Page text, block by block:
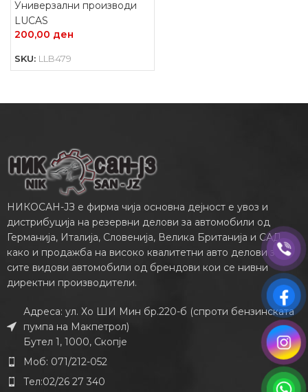
Универзални производи
LUCAS
200,00 ден
SKU: LLB479
НИКОСАН-ЈЗ е фирма чија основна дејност е увоз и
дистрибуција на резервни делови за автомобили од
Германија, Италија, Словенија, Велика Британија и САД,
како и продажба на високо квалитетни авто делови за
сите видови автомобили од брендови кои се нивни
директни производители.
Адреса: ул. Хо ШИ Мин бр.220-б (спроти бензинската
пумпа на Макпетрол)
Бутел 1, 1000, Скопје
Моб: 071/212-052
Тел:02/26 27 340